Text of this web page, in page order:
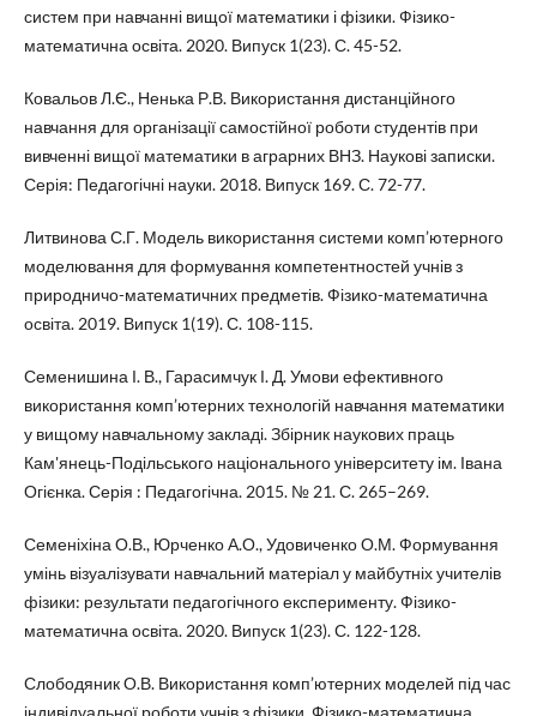
систем при навчанні вищої математики і фізики. Фізико-
математична освіта. 2020. Випуск 1(23). С. 45-52.
Ковальов Л.Є., Ненька Р.В. Використання дистанційного
навчання для організації самостійної роботи студентів при
вивченні вищої математики в аграрних ВНЗ. Наукові записки.
Серія: Педагогічні науки. 2018. Випуск 169. С. 72-77.
Литвинова С.Г. Модель використання системи комп’ютерного
моделювання для формування компетентностей учнів з
природничо-математичних предметів. Фізико-математична
освіта. 2019. Випуск 1(19). С. 108-115.
Семенишина І. В., Гарасимчук І. Д. Умови ефективного
використання комп’ютерних технологій навчання математики
у вищому навчальному закладі. Збірник наукових праць
Кам'янець-Подільського національного університету ім. Івана
Огієнка. Серія : Педагогічна. 2015. № 21. С. 265–269.
Семеніхіна О.В., Юрченко А.О., Удовиченко О.М. Формування
умінь візуалізувати навчальний матеріал у майбутніх учителів
фізики: результати педагогічного експерименту. Фізико-
математична освіта. 2020. Випуск 1(23). С. 122-128.
Слободяник О.В. Використання комп’ютерних моделей під час